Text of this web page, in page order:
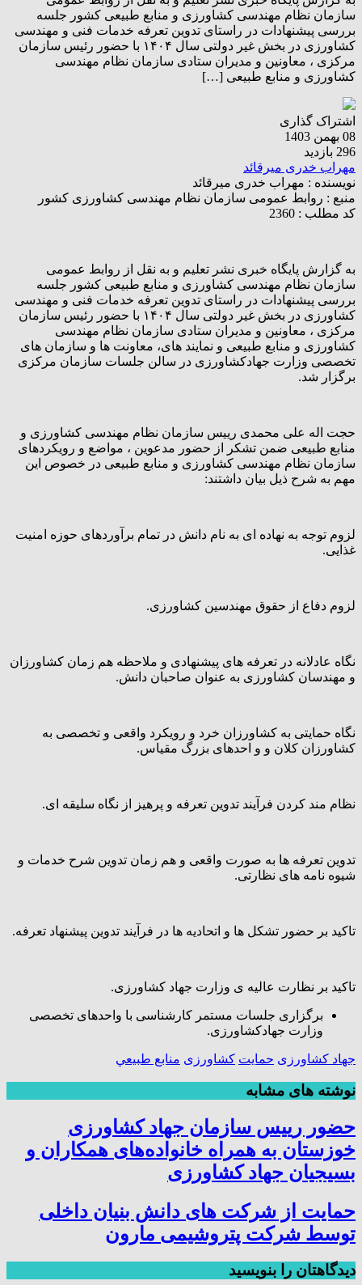
سازمان نظام مهندسی کشاورزی و منابع طبیعی کشور جلسه
بررسی پیشنهادات در راستای تدوین تعرفه خدمات فنی و مهندسی
کشاورزی در بخش غیر دولتی سال ۱۴۰۴ با حضور رئیس سازمان
مرکزی ، معاونین و مدیران ستادی سازمان نظام مهندسی
کشاورزی و منابع طبیعی […]
اشتراک گذاری
08 بهمن 1403
296 بازدید
مهراب خدری میرقائد
نویسنده : مهراب خدری میرقائد
منبع : روابط عمومی سازمان نظام مهندسی کشاورزی کشور
کد مطلب : 2360
به گزارش پایگاه خبری نشر تعلیم و به نقل از روابط عمومی
سازمان نظام مهندسی کشاورزی و منابع طبیعی کشور جلسه
بررسی پیشنهادات در راستای تدوین تعرفه خدمات فنی و مهندسی
کشاورزی در بخش غیر دولتی سال ۱۴۰۴ با حضور رئیس سازمان
مرکزی ، معاونین و مدیران ستادی سازمان نظام مهندسی
کشاورزی و منابع طبیعی و نمایند های، معاونت ها و سازمان های
تخصصی وزارت جهادکشاورزی در سالن جلسات سازمان مرکزی
برگزار شد.
حجت اله علی محمدی رییس سازمان نظام مهندسی کشاورزی و
منابع طبیعی ضمن تشکر از حضور مدعوین ، مواضع و رویکردهای
سازمان نظام مهندسی کشاورزی و منابع طبیعی در خصوص این
مهم به شرح ذیل بیان داشتند:
‌‌لزوم توجه به نهاده ای به نام دانش در تمام برآوردهای حوزه امنیت
غذایی.
لزوم دفاع از حقوق مهندسین کشاورزی.
نگاه عادلانه در تعرفه های پیشنهادی و ملاحظه هم زمان کشاورزان
و مهندسان کشاورزی به عنوان صاحبان دانش.
نگاه حمایتی به کشاورزان خرد و رویکرد واقعی و تخصصی به
کشاورزان کلان و و احدهای بزرگ مقیاس.
نظام مند کردن فرآیند تدوین تعرفه و پرهیز از نگاه سلیقه ای.
تدوین تعرفه ها به صورت واقعی و هم زمان تدوین شرح خدمات و
شیوه نامه های نظارتی.
تاکید بر حضور تشکل ها و اتحادیه ها در فرآیند تدوین پیشنهاد تعرفه.
تاکید بر نظارت عالیه ی وزارت جهاد کشاورزی.
برگزاری جلسات مستمر کارشناسی با واحدهای تخصصی
وزارت جهادکشاورزی.
جهاد کشاورزی حمایت کشاورزی منابع طبيعي
نوشته های مشابه
حضور رییس سازمان جهاد کشاورزی
خوزستان به همراه خانواده‌های همکاران و
بسیجیان جهاد کشاورزی
حمایت از شرکت های دانش بنیان داخلی
توسط شرکت پتروشیمی مارون
دیدگاهتان را بنویسید